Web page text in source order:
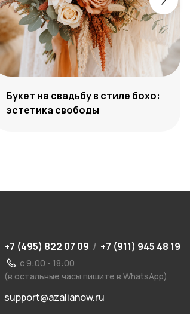
Букет на свадьбу в стиле бохо:
эстетика свободы
+7 (495) 822 07 09 / +7 (911) 945 48 19
с 9:00 - 18:00
(в остальные часы пишите в WhatsApp)
support@azalianow.ru